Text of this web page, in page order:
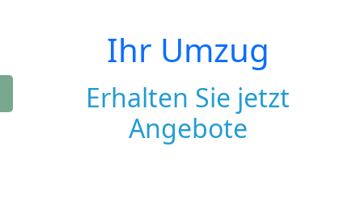
Ihr Umzug
Erhalten Sie jetzt
Angebote